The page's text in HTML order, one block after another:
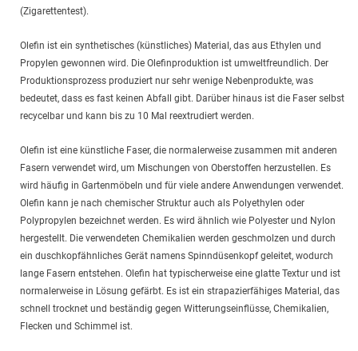
(Zigarettentest).
Olefin ist ein synthetisches (künstliches) Material, das aus Ethylen und
Propylen gewonnen wird. Die Olefinproduktion ist umweltfreundlich. Der
Produktionsprozess produziert nur sehr wenige Nebenprodukte, was
bedeutet, dass es fast keinen Abfall gibt. Darüber hinaus ist die Faser selbst
recycelbar und kann bis zu 10 Mal reextrudiert werden.
Olefin ist eine künstliche Faser, die normalerweise zusammen mit anderen
Fasern verwendet wird, um Mischungen von Oberstoffen herzustellen. Es
wird häufig in Gartenmöbeln und für viele andere Anwendungen verwendet.
Olefin kann je nach chemischer Struktur auch als Polyethylen oder
Polypropylen bezeichnet werden. Es wird ähnlich wie Polyester und Nylon
hergestellt. Die verwendeten Chemikalien werden geschmolzen und durch
ein duschkopfähnliches Gerät namens Spinndüsenkopf geleitet, wodurch
lange Fasern entstehen. Olefin hat typischerweise eine glatte Textur und ist
normalerweise in Lösung gefärbt. Es ist ein strapazierfähiges Material, das
schnell trocknet und beständig gegen Witterungseinflüsse, Chemikalien,
Flecken und Schimmel ist.